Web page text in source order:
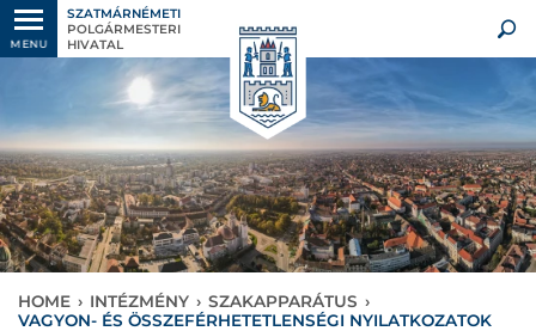
MENU
SZATMÁRNÉMETI
POLGÁRMESTERI
HIVATAL
HOME › INTÉZMÉNY › SZAKAPPARÁTUS ›
VAGYON- ÉS ÖSSZEFÉRHETETLENSÉGI NYILATKOZATOK